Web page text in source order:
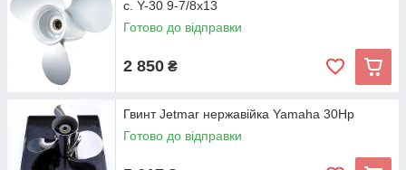
с. Y-30 9-7/8x13
Готово до відправки
2 850 ₴
Гвинт Jetmar нержавійка Yamaha 30Hp
Готово до відправки